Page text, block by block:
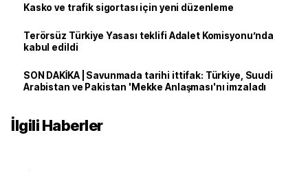
Kasko ve trafik sigortası için yeni düzenleme
Terörsüz Türkiye Yasası teklifi Adalet Komisyonu’nda
kabul edildi
SON DAKİKA | Savunmada tarihi ittifak: Türkiye, Suudi
Arabistan ve Pakistan 'Mekke Anlaşması'nı imzaladı
İlgili Haberler